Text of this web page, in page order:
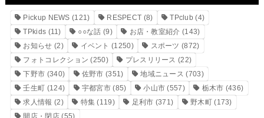
Pickup NEWS (121) RESPECT (8) TPclub (4)
TPkids (11) ○○な話 (9) お店・教室紹介 (143)
お知らせ (2) イベント (1250) スポーツ (872)
フォトコレクション (250) プレスリリース (22)
下野市 (340) 佐野市 (351) 地域ニュース (703)
壬生町 (124) 宇都宮市 (85) 小山市 (557) 栃木市 (436)
求人情報 (2) 特集 (119) 足利市 (371) 野木町(173)
開店・閉店(55)